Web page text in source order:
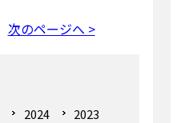
次のページへ >
2024
2023